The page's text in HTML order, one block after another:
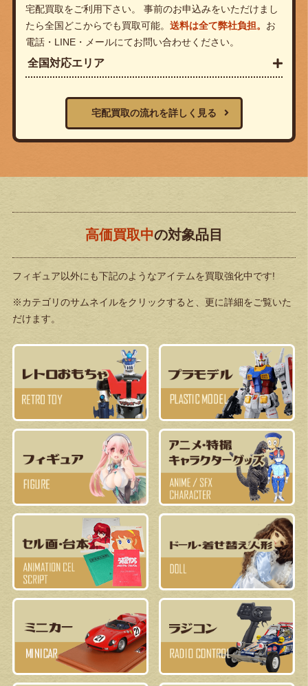
宅配買取をご利用下さい。 事前のお申込みをいただけまし
たら全国どこからでも買取可能。 送料は全て弊社負担。 お
電話・LINE・メールにてお問い合わせください。
全国対応エリア
宅配買取の流れを詳しく見る
高価買取中の対象品目
フィギュア以外にも下記のようなアイテムを買取強化中です!
※カテゴリのサムネイルをクリックすると、更に詳細をご覧いた
だけます。